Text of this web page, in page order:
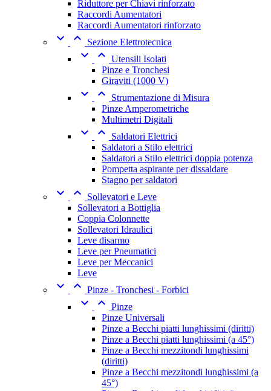
Riduttore per Chiavi rinforzato
Raccordi Aumentatori
Raccordi Aumentatori rinforzato
  Sezione Elettrotecnica
  Utensili Isolati
Pinze e Tronchesi
Giraviti (1000 V)
 
Strumentazione di Misura
Pinze Amperometriche
Multimetri Digitali
 
Saldatori Elettrici
Saldatori a Stilo elettrici
Saldatori a Stilo elettrici doppia potenza
Pompetta aspirante per dissaldare
Stagno per saldatori
 
Sollevatori e Leve
Sollevatori a Bottiglia
Coppia Colonnette
Sollevatori Idraulici
Leve disarmo
Leve per Pneumatici
Leve per Meccanici
Leve
  Pinze - Tronchesi - Forbici
  Pinze
Pinze Universali
Pinze a Becchi piatti lunghissimi (diritti)
Pinze a Becchi piatti lunghissimi (a 45°)
Pinze a Becchi mezzitondi lunghissimi
(diritti)
Pinze a Becchi mezzitondi lunghissimi (a
45°)